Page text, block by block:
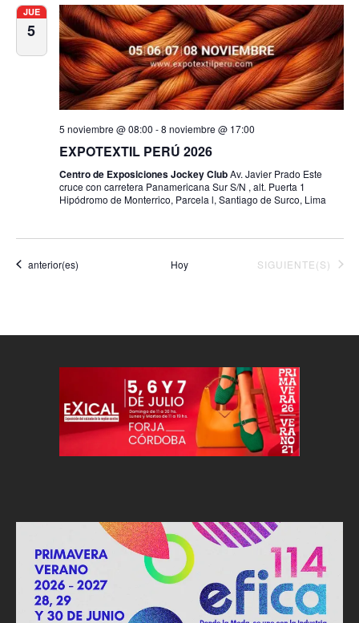
JUE
5
5 noviembre @ 08:00 -8 noviembre @ 17:00
EXPOTEXTIL PERÚ 2026
Centro de Exposiciones Jockey ClubAv. Javier Prado Este
cruce con carretera Panamericana Sur S/N , alt. Puerta 1
Hipódromo de Monterrico, Parcela l, Santiago de Surco, Lima
Eventos
anterior(es) Hoy EVENTOS
SIGUIENTE(S)